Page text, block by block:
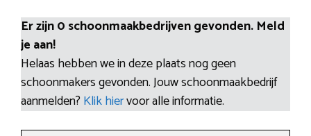
Er zijn 0 schoonmaakbedrijven gevonden. Meld
je aan!
Helaas hebben we in deze plaats nog geen
schoonmakers gevonden. Jouw schoonmaakbedrijf
aanmelden? Klik hiervoor alle informatie.